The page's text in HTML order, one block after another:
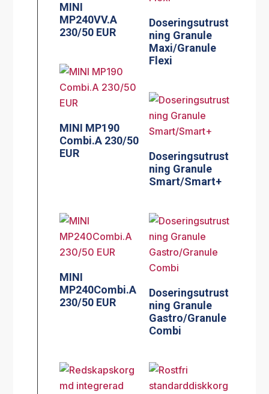
MINI
MP240VV.A
230/50 EUR
Doseringsutrust
ning Granule
Maxi/Granule
Flexi
MINI MP190
Combi.A 230/50
EUR
Doseringsutrust
ning Granule
Smart/Smart+
MINI
MP240Combi.A
230/50 EUR
Doseringsutrust
ning Granule
Gastro/Granule
Combi